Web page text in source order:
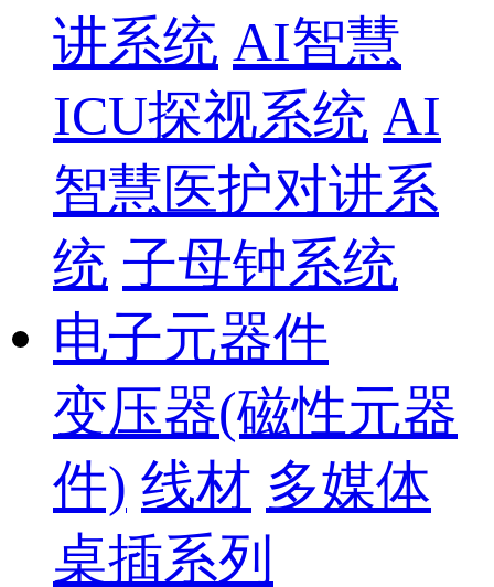
讲系统 AI智慧
ICU探视系统 AI
智慧医护对讲系
统 子母钟系统
电子元器件
变压器(磁性元器
件) 线材 多媒体
桌插系列